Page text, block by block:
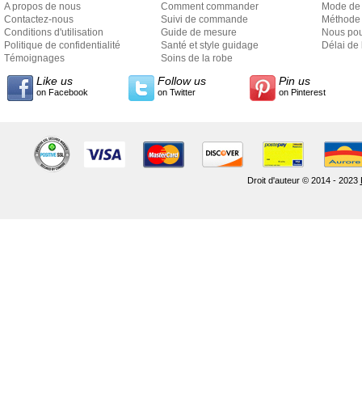
A propos de nous
Contactez-nous
Conditions d'utilisation
Politique de confidentialité
Témoignages
Comment commander
Suivi de commande
Guide de mesure
Santé et style guidage
Soins de la robe
Mode
Nous
Délai de
Like us
on Facebook
Follow us
on Twitter
Pin us
on Pinterest
Droit d'auteur © 2014 - 2023